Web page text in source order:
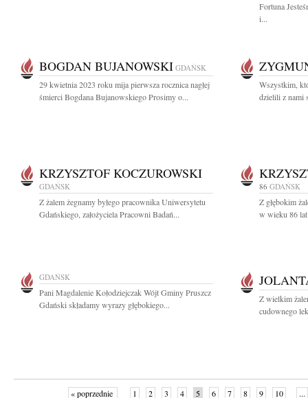
Fortuna
i...
BOGDAN BUJANOWSKI GDAŃSK
29 kwietnia 2023 roku mija pierwsza rocznica nagłej
śmierci Bogdana Bujanowskiego Prosimy o...
Wszystkim,
dzielili z nami
KRZYSZTOF KOCZUROWSKI
GDAŃSK
Z żalem żegnamy byłego pracownika Uniwersytetu
Gdańskiego, założyciela Pracowni Badań...
86 GDAŃSK
Z głębokim
w wieku 86 lat
GDAŃSK
Pani Magdalenie Kołodziejczak Wójt Gminy Pruszcz
Gdański składamy wyrazy głębokiego...
Z wielkim
cudownego
« poprzednie 1 2 3 4 5 6 7 8 9 10 ...